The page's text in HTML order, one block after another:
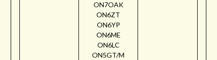
ON7OAK
ON6ZT
ON6YP
ON6ME
ON6LC
ON5GT/M